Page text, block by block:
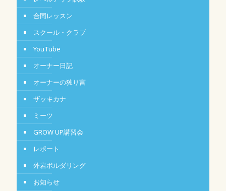
合同レッスン
スクール・クラブ
YouTube
オーナー日記
オーナーの独り言
ザッキカナ
ミーツ
GROW UP講習会
レポート
外岩ボルダリング
お知らせ